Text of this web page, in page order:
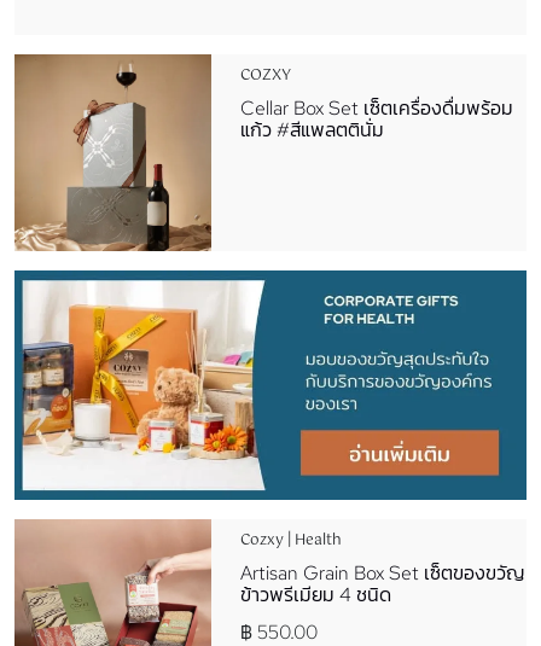
COZXY
Cellar Box Set เซ็ตเครื่องดื่มพร้อม
แก้ว #สีแพลตตินั่ม
Cozxy | Health
Artisan Grain Box Set เซ็ตของขวัญ
ข้าวพรีเมียม 4 ชนิด
฿ 550.00